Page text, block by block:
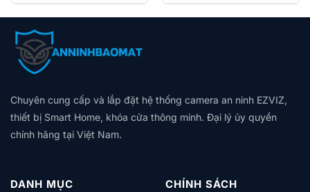
Thông số kỹ thuật
THÔNG SỐ
GIÁ TRỊ
Model
Kích thước (mm)
300 x 600 x 173,5
Trọng lượng (kg)
Không được cung cấp
5.600.000₫. là:
4.500.000₫.
690.000₫.là:
650.000₫.
Chuyên cung cấp và lắp đặt hệ thống camera an ninh EZVIZ,
thiết bị Smart Home, khóa cửa thông minh. Đại lý ủy quyền
chính hãng tại Việt Nam.
DANH MỤC CHÍNH SÁCH